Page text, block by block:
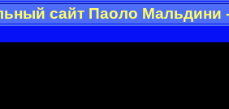
сайт Паоло Мальдини